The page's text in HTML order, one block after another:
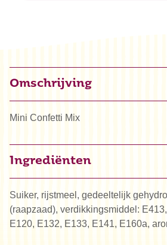
Omschrijving
Mini Confetti Mix
Ingrediënten
Suiker, rijstmeel, gedeeltelijk
(raapzaad), verdikkingsmiddel:
E120, E132, E133, E141, E160a,